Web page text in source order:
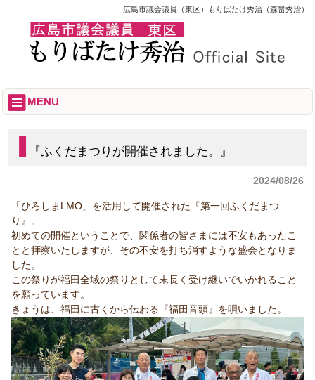
広島市議会議員（東区）もりばたけ秀治（森畠秀治）
MENU
『ふくだまつりが開催されました。』
2024/08/26
「ひろしまLMO」を活用して開催された『第一回ふくだまつ
り』。
初めての開催ということで、関係者の皆さまには不安もあったこ
とと拝察いたしますが、その不安を打ち消すような盛会となりま
した。
この祭りが福田全域の祭りとして末長く受け継いでいかれること
を願っています。
きょうは、福田に古くから伝わる『福田音頭』を唄いました。